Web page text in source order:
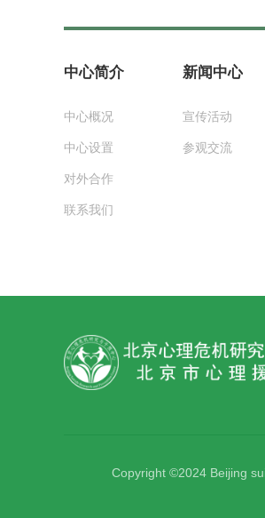
中心简介
中心概况
中心设置
对外合作
联系我们
新闻中心
宣传活动
参观交流
Copyright ©2024 Beijing